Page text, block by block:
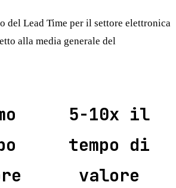
del Lead Time per il settore elettronica
alla media generale del
5-10x il
tempo di
valore